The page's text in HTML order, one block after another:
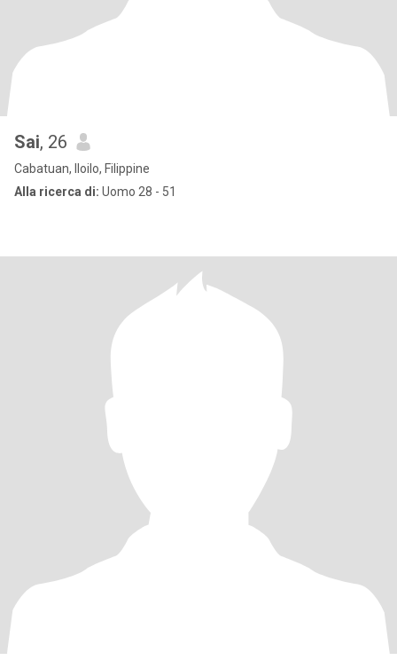
Sai, 26
Cabatuan, Iloilo, Filippine
Alla ricerca di: Uomo 28 - 51